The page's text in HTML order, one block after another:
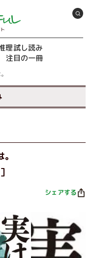
理試し読み
注目の一冊
シェアする